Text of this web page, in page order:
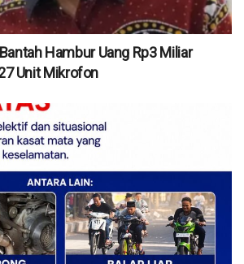
Hambur Uang Rp3 Miliar
Unit Mikrofon